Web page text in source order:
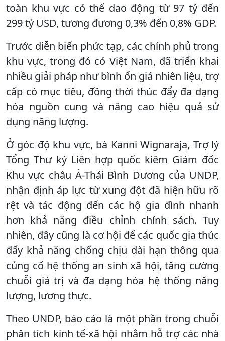
toàn khu vực có thể dao động từ 97 tỷ đến
299 tỷ USD, tương đương 0,3% đến 0,8% GDP.
Trước diễn biến phức tạp, các chính phủ trong
khu vực, trong đó có Việt Nam, đã triển khai
nhiều giải pháp như bình ổn giá nhiên liệu, trợ
cấp có mục tiêu, đồng thời thúc đẩy đa dạng
hóa nguồn cung và nâng cao hiệu quả sử
dụng năng lượng.
Ở góc độ khu vực, bà Kanni Wignaraja, Trợ lý
Tổng Thư ký Liên hợp quốc kiêm Giám đốc
Khu vực châu Á-Thái Bình Dương của UNDP,
nhận định áp lực từ xung đột đã hiện hữu rõ
rệt và tác động đến các hộ gia đình nhanh
hơn khả năng điều chỉnh chính sách. Tuy
nhiên, đây cũng là cơ hội để các quốc gia thúc
đẩy khả năng chống chịu dài hạn thông qua
củng cố hệ thống an sinh xã hội, tăng cường
chuỗi giá trị và đa dạng hóa hệ thống năng
lượng, lương thực.
Theo UNDP, báo cáo là một phần trong chuỗi
phân tích kinh tế-xã hội nhằm hỗ trợ các nhà